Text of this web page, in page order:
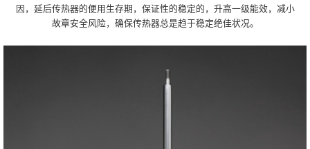
因，延后传热器的便用生存期，保证性的稳定的，升高一级能效，减小
故章安全风险，确保传热器总是趋于稳定绝佳状况。